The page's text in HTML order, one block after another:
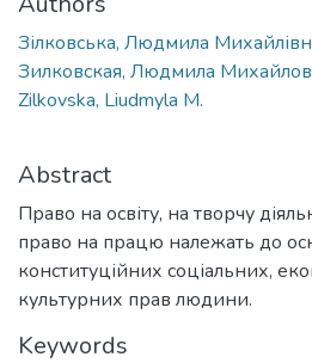
Зілковська, Людмила
Зилковская, Людмила
Zilkovska, Liudmyla M.
Abstract
Право на освіту, на творчу
право на працю належать до
конституційних соціальних,
культурних прав людини.
Keywords